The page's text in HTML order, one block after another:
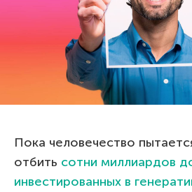
Пока человечество
отбить сотни миллиардов
инвестированных в